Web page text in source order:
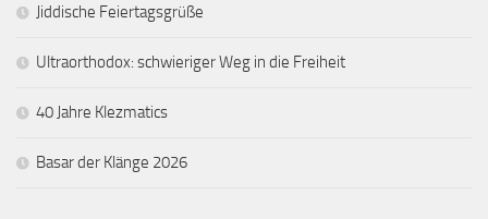
Jiddische Feiertagsgrüße
Ultraorthodox: schwieriger Weg in die Freiheit
40 Jahre Klezmatics
Basar der Klänge 2026